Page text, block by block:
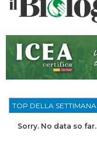
TOP DELLA SETTIMANA
Sorry. No data so far.